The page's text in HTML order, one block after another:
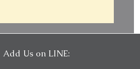
Add Us on LINE: